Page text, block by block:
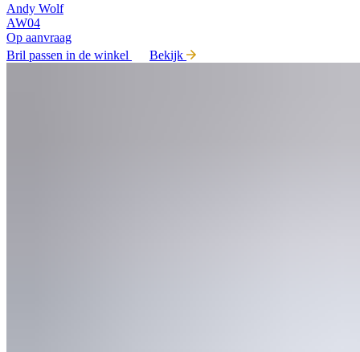
Andy Wolf
AW04
Op aanvraag
Bril passen in de winkel
Bekijk